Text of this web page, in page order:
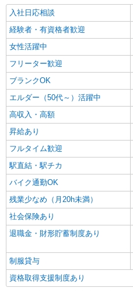
入社日応相談
経験者・有資格者歓迎
女性活躍中
フリーター歓迎
ブランクOK
エルダー（50代～）活躍中
高収入・高額
昇給あり
フルタイム歓迎
駅直結・駅チカ
バイク通勤OK
残業少なめ（月20h未満）
社会保険あり
退職金・財形貯蓄制度あり
制服貸与
資格取得支援制度あり